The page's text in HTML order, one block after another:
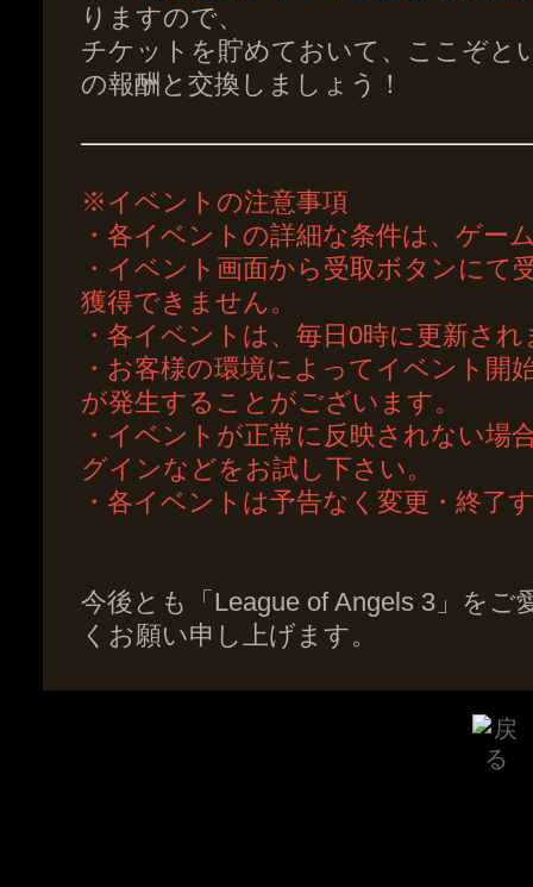
りますので、
チケットを貯めておいて、ここぞと
の報酬と交換しましょう！
※イベントの注意事項
・各イベントの詳細な条件は、ゲー
・イベント画面から受取ボタンにて
獲得できません。
・各イベントは、毎日0時に更新され
・お客様の環境によってイベント開
が発生することがございます。
・イベントが正常に反映されない場
グインなどをお試し下さい。
・各イベントは予告なく変更・終了
今後とも「League of Angels 3」を
くお願い申し上げます。